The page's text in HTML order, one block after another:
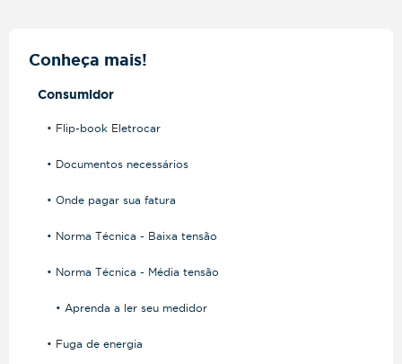
Conheça mais!
Consumidor
• Flip-book Eletrocar
• Documentos necessários
• Onde pagar sua fatura
• Norma Técnica - Baixa tensão
• Norma Técnica - Média tensão
• Aprenda a ler seu medidor
• Fuga de energia